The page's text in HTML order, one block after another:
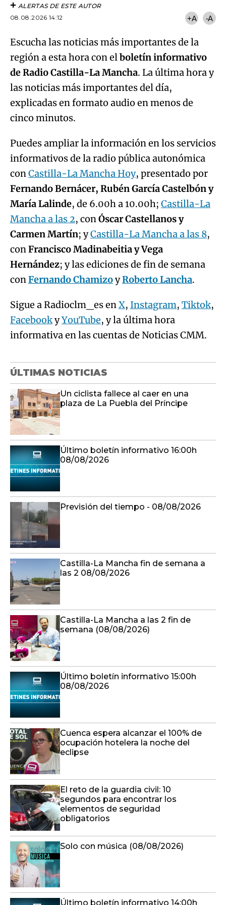
ALERTAS DE ESTE AUTOR
08.08.2026 14:12
+A -A
Escucha las noticias más importantes de la
región a esta hora con elboletín informativo
de Radio Castilla-La Mancha. La última hora y
las noticias más importantes del día,
explicadas en formato audio en menos de
cinco minutos.
Puedes ampliar la información en los servicios
informativos de la radio pública autonómica
conCastilla-La Mancha Hoy, presentado por
Fernando Bernácer, Rubén García Castelbón y
María Lalinde, de 6.00h a 10.00h; Castilla-La
Mancha a las 2, conÓscar Castellanos y
Carmen Martín; yCastilla-La Mancha a las 8,
conFrancisco Madinabeitia y Vega
Hernández; y las ediciones de fin de semana
conFernando ChamizoyRoberto Lancha.
Sigue a Radioclm_es enX, Instagram, Tiktok,
FacebookyYouTube, y la última hora
informativa en las cuentas de Noticias CMM.
ÚLTIMAS NOTICIAS
Un ciclista fallece al caer en una
plaza de La Puebla del Príncipe
Último boletín informativo 16:00h
08/08/2026
Previsión del tiempo - 08/08/2026
Castilla-La Mancha fin de semana a
las 2 08/08/2026
Castilla-La Mancha a las 2 fin de
semana (08/08/2026)
Último boletín informativo 15:00h
08/08/2026
Cuenca espera alcanzar el 100% de
ocupación hotelera la noche del
eclipse
El reto de la guardia civil: 10
segundos para encontrar los
elementos de seguridad
obligatorios
Solo con música (08/08/2026)
Último boletín informativo 14:00h